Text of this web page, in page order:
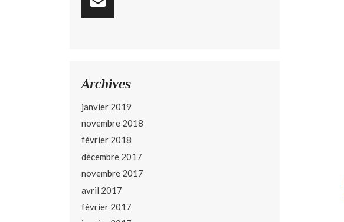
Archives
janvier 2019
novembre 2018
février 2018
décembre 2017
novembre 2017
avril 2017
février 2017